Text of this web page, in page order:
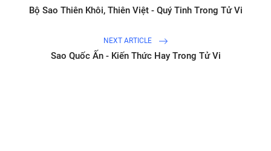
Bộ Sao Thiên Khôi, Thiên Việt - Quý Tinh Trong Tử Vi
NEXT ARTICLE
Sao Quốc Ấn - Kiến Thức Hay Trong Tử Vi